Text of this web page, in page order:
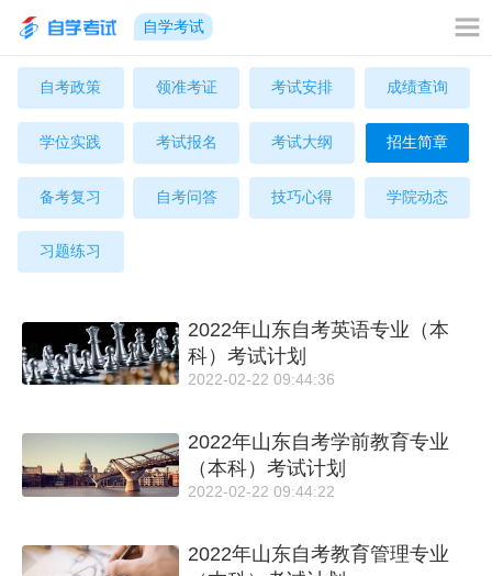
自学考试
自考政策 领准考证 考试安排 成绩查询
学位实践 考试报名 考试大纲 招生简章
备考复习 自考问答 技巧心得 学院动态
习题练习
2022年山东自考英语专业（本
科）考试计划
2022-02-22 09:44:36
2022年山东自考学前教育专业
（本科）考试计划
2022-02-22 09:44:22
2022年山东自考教育管理专业